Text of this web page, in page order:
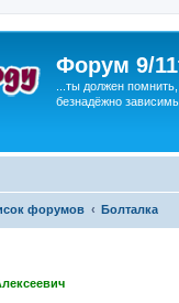
Форум 9/
...ты должен
безнадёжно
форумов Болталка